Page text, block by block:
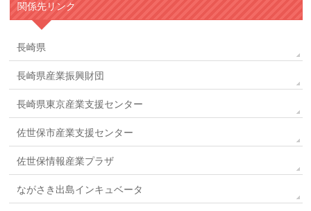
関係先リンク
長崎県
長崎県産業振興財団
長崎県東京産業支援センター
佐世保市産業支援センター
佐世保情報産業プラザ
ながさき出島インキュベータ